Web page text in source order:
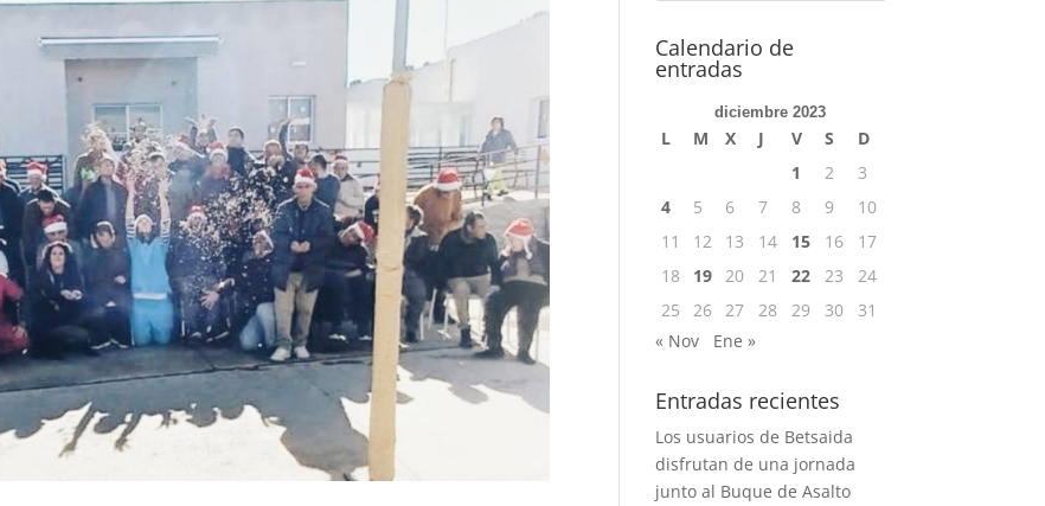
Calendario de
entradas
diciembre 2023
L M X J V S
D
1
2
3
4
5 6 7 8 9
10
11
12 13 14 15 16
17
18
19 20 21 22 23
24
25
26 27 28 29 30
31
« Nov
Ene »
Entradas recientes
Los usuarios de Betsaida
disfrutan de una jornada
junto al Buque de Asalto